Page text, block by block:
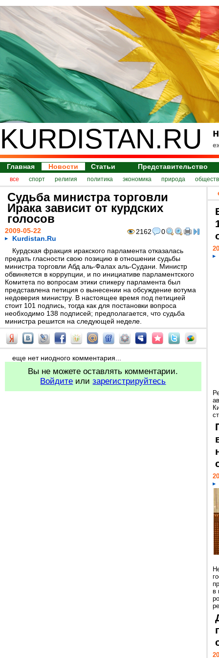
KURDISTAN.RU
Главная Новости Статьи Представительство
все спорт религия политика экономика природа
Судьба министра торговли
Ирака зависит от курдских
голосов
2162 0
2009-05-22
Kurdistan.Ru
Курдская фракция иракского парламента отказалась
предать гласности свою позицию в отношении судьбы
министра торговли Абд аль-Фалах аль-Судани. Министр
обвиняется в коррупции, и по инициативе парламентского
Комитета по вопросам этики спикеру парламента был
представлена петиция о вынесении на обсуждение вотума
недоверия министру. В настоящее время под петицией
стоит 101 подпись, тогда как для постановки вопроса
необходимо 138 подписей; предполагается, что судьба
министра решится на следующей неделе.
еще нет ниодного комментария...
Вы не можете оставлять комментарии.
Войдите илизарегистрируйтесь
в